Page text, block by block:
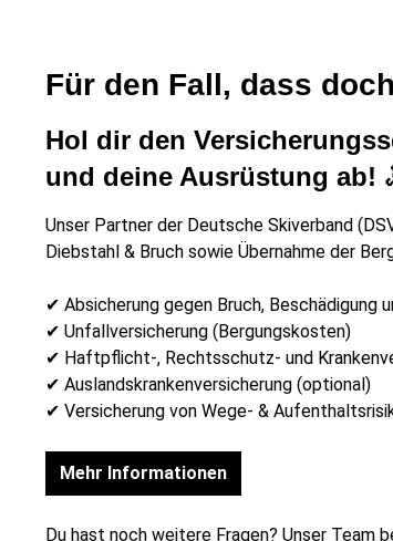
Für den Fall, dass
Hol dir den
und deine Ausrüstung ab!
Unser Partner der Deutsche Skiverband
Diebstahl & Bruch sowie Übernahme der
✔ Absicherung gegen Bruch, Beschädigung
✔ Unfallversicherung (Bergungskosten)
✔ Haftpflicht-, Rechtsschutz- und
✔ Auslandskrankenversicherung (optional)
✔ Versicherung von Wege- &
Mehr Informationen
Du hast noch weitere Fragen? Unser Team